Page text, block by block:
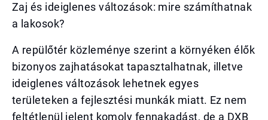
Zaj és ideiglenes változások: mire számíthatnak
a lakosok?
A repülőtér közleménye szerint a környéken élők
bizonyos zajhatásokat tapasztalhatnak, illetve
ideiglenes változások lehetnek egyes
területeken a fejlesztési munkák miatt. Ez nem
feltétlenül jelent komoly fennakadást, de a DXB